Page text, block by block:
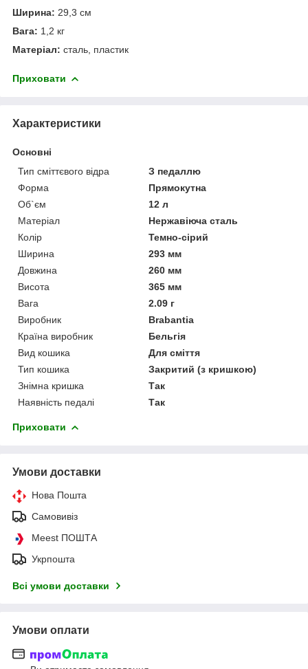
Ширина: 29,3 см
Вага: 1,2 кг
Матеріал: сталь, пластик
Приховати
Характеристики
Основні
Тип сміттєвого відра
З педаллю
Форма
Прямокутна
Об`єм
12 л
Матеріал
Нержавіюча сталь
Колір
Темно-сірий
Ширина
293 мм
Довжина
260 мм
Висота
365 мм
Вага
2.09 г
Виробник
Brabantia
Країна виробник
Бельгія
Вид кошика
Для сміття
Тип кошика
Закритий (з кришкою)
Знімна кришка
Так
Наявність педалі
Так
Приховати
Умови доставки
Нова Пошта
Самовивіз
Meest ПОШТА
Укрпошта
Всі умови доставки
Умови оплати